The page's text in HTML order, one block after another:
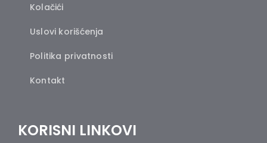
Kolačići
Uslovi korišćenja
Politika privatnosti
Kontakt
KORISNI LINKOVI